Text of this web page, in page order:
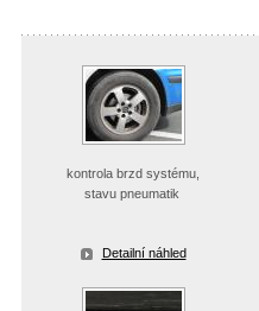
kontrola brzd systému,
stavu pneumatik
Detailní náhled